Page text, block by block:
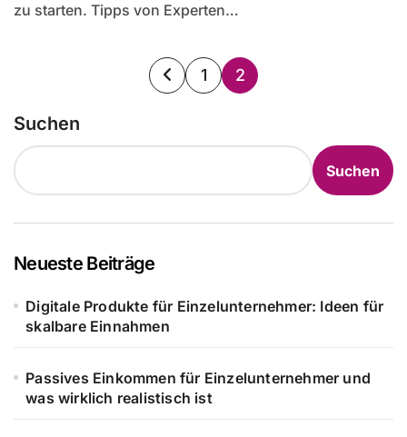
zu starten. Tipps von Experten…
Seitennummerierung
1 2
Suchen
Suchen
Neueste Beiträge
Digitale Produkte für Einzelunternehmer: Ideen für
skalbare Einnahmen
Passives Einkommen für Einzelunternehmer und
was wirklich realistisch ist